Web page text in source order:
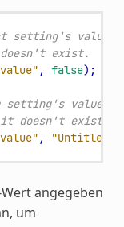
setting's value,
exist.
, false);
value,
doesn't exist.
, "Untitled"
angegeben
um